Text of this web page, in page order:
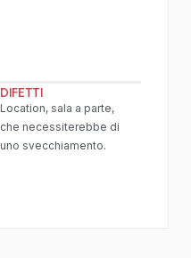
DIFETTI
Location, sala a parte,
che necessiterebbe di
uno svecchiamento.